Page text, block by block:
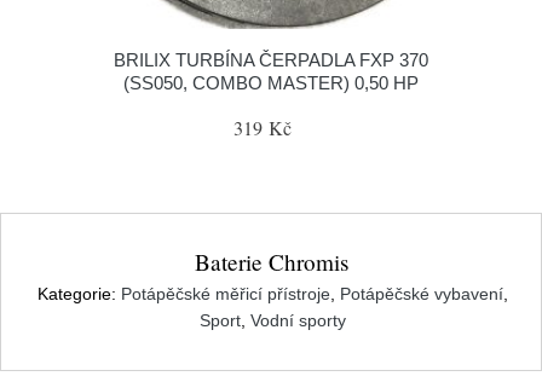
BRILIX TURBÍNA ČERPADLA FXP 370
(SS050, COMBO MASTER) 0,50 HP
319 Kč
Baterie Chromis
Kategorie: Potápěčské měřicí přístroje, Potápěčské vybavení,
Sport, Vodní sporty